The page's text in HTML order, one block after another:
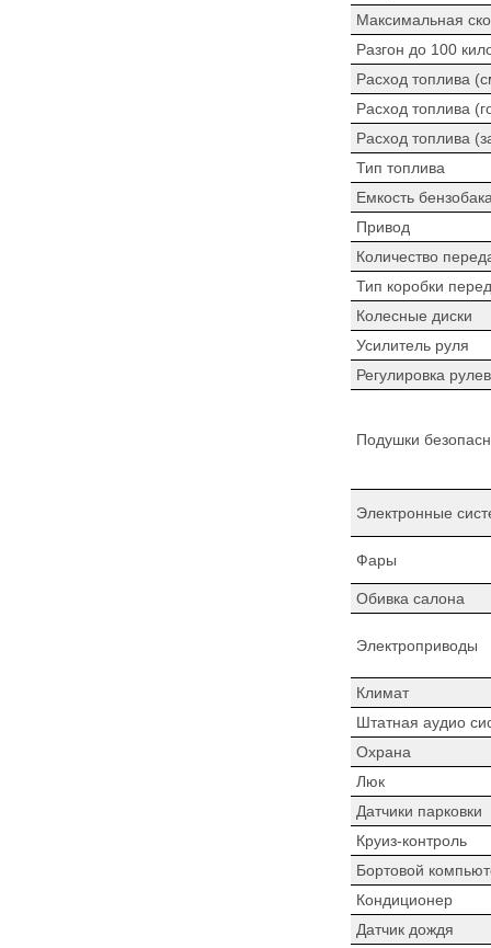
Максимальная
Разгон до 100
Расход топлива
Расход топлива
Расход топлива
Тип топлива
Емкость
Привод
Количество
Тип коробки
Колесные диски
Усилитель руля
Регулировка
Подушки
Электронные
Фары
Обивка салона
Электроприводы
Климат
Штатная аудио
Охрана
Люк
Датчики парковки
Круиз-контроль
Бортовой
Кондиционер
Датчик дождя